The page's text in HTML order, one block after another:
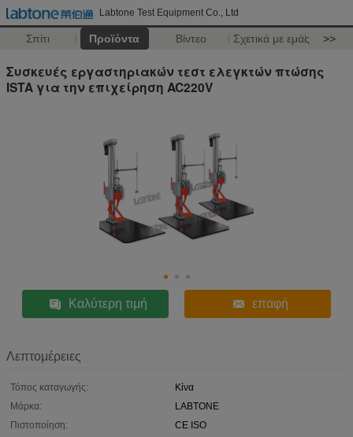
Labtone Test Equipment Co., Ltd
Σπίτι Προϊόντα Βίντεο Σχετικά με εμάς >>
Συσκευές εργαστηριακών τεστ ελεγκτών πτώσης
ISTA για την επιχείρηση AC220V
Καλύτερη τιμή επαφή
Λεπτομέρειες
Τόπος καταγωγής:
Κίνα
Μάρκα:
LABTONE
Πιστοποίηση:
CE ISO